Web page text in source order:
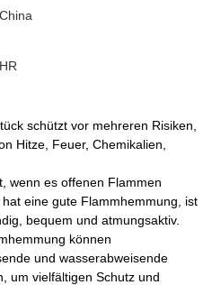
China
schützt vor mehreren Risiken,
Hitze, Feuer, Chemikalien,
wenn es offenen Flammen
eine gute Flammhemmung, ist
bequem und atmungsaktiv.
können
und wasserabweisende
um vielfältigen Schutz und